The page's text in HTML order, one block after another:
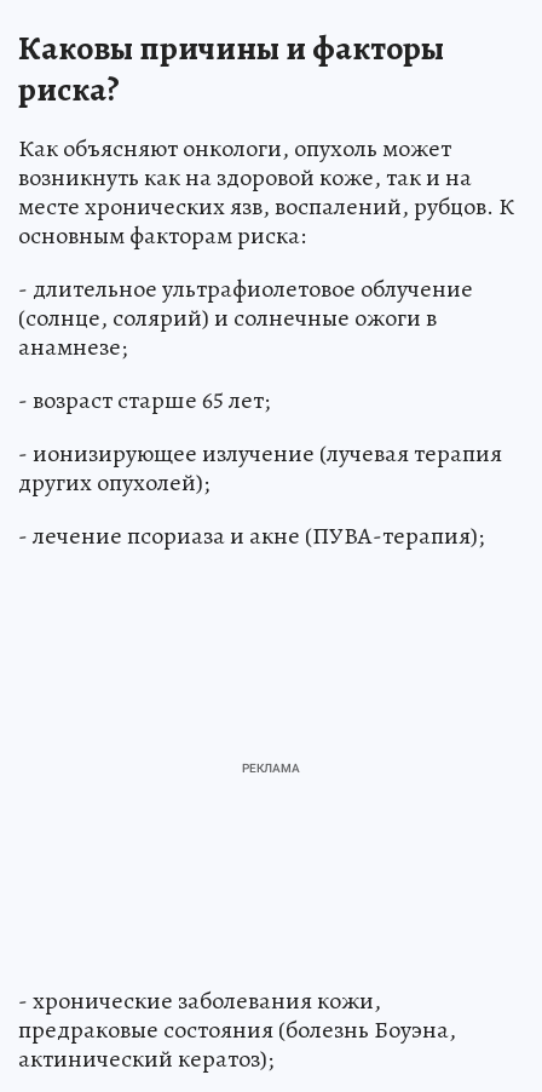
Каковы причины и факторы
риска?
Как объясняют онкологи, опухоль может
возникнуть как на здоровой коже, так и на
месте хронических язв, воспалений, рубцов. К
основным факторам риска:
- длительное ультрафиолетовое облучение
(солнце, солярий) и солнечные ожоги в
анамнезе;
- возраст старше 65 лет;
- ионизирующее излучение (лучевая терапия
других опухолей);
- лечение псориаза и акне (ПУВА-терапия);
- хронические заболевания кожи,
предраковые состояния (болезнь Боуэна,
актинический кератоз);